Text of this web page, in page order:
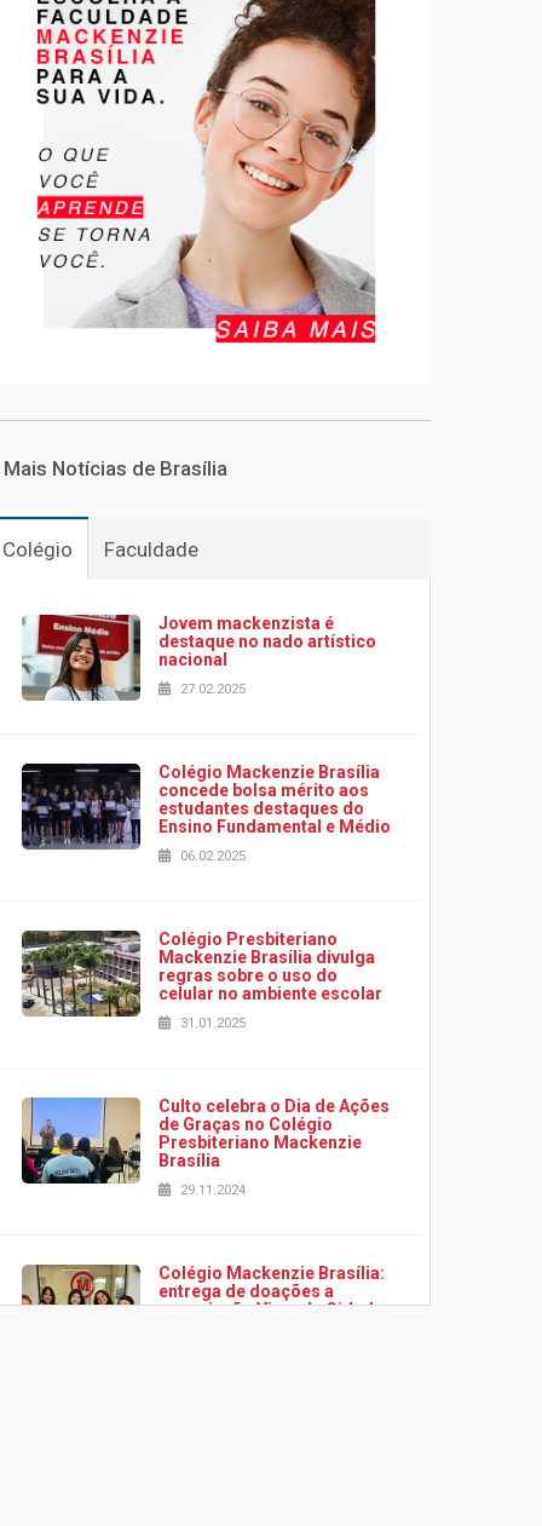
Mais Notícias de Brasília
Colégio Faculdade
Jovem mackenzista é
destaque no nado artístico
nacional
27.02.2025
Colégio Mackenzie Brasília
concede bolsa mérito aos
estudantes destaques do
Ensino Fundamental e Médio
06.02.2025
Colégio Presbiteriano
Mackenzie Brasília divulga
regras sobre o uso do
celular no ambiente escolar
31.01.2025
Culto celebra o Dia de Ações
de Graças no Colégio
Presbiteriano Mackenzie
Brasília
29.11.2024
Colégio Mackenzie Brasília:
entrega de doações a
associação Viver da Cidade